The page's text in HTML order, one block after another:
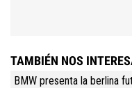
TAMBIÉN NOS
BMW presenta la berlina